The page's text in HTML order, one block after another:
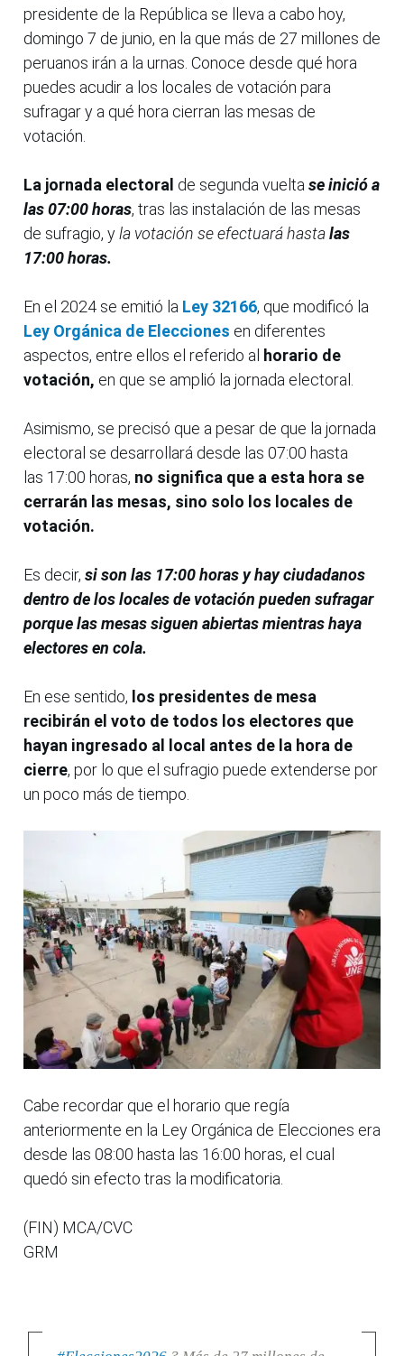
presidente de la República se lleva a cabo hoy,
domingo 7 de junio, en la que más de 27 millones de
peruanos irán a la urnas. Conoce desde qué hora
puedes acudir a los locales de votación para
sufragar y a qué hora cierran las mesas de
votación.
La jornada electoral de segunda vuelta se inició a
las 07:00 horas, tras las instalación de las mesas
de sufragio, yla votación se efectuará hastalas
17:00 horas.
En el 2024 se emitió la Ley 32166, que modificó la
Ley Orgánica de Elecciones en diferentes
aspectos, entre ellos el referido al horario de
votación, en que se amplió la jornada electoral.
Asimismo, se precisó que a pesar de que la jornada
electoral se desarrollará desde las 07:00 hasta
las 17:00 horas, no significa que a esta hora se
cerrarán las mesas, sino solo los locales de
votación.
Es decir, si son las 17:00 horas y hay ciudadanos
dentro de los locales de votación pueden sufragar
porque las mesas siguen abiertas mientras haya
electores en cola.
En ese sentido, los presidentes de mesa
recibirán el voto de todos los electores que
hayan ingresado al local antes de la hora de
cierre, por lo que el sufragio puede extenderse por
un poco más de tiempo.
Cabe recordar que el horario que regía
anteriormente en la Ley Orgánica de Elecciones era
desde las 08:00 hasta las 16:00 horas, el cual
quedó sin efecto tras la modificatoria.
(FIN) MCA/CVC
GRM